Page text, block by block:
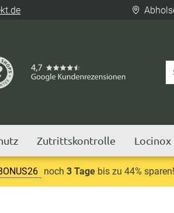
Zutrittskontrolle Locinox
noch 3 Tagebis zu 44%